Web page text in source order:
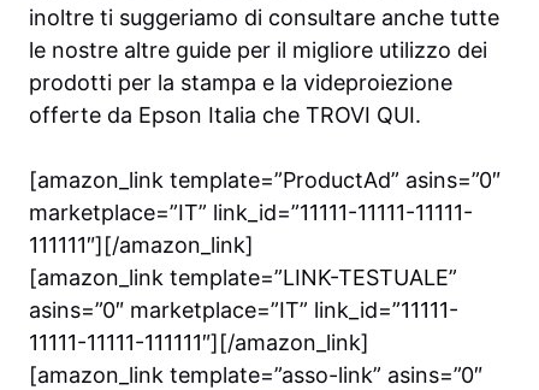
inoltre ti suggeriamo di consultare anche tutte
le nostre altre guide per il migliore utilizzo dei
prodotti per la stampa e la videproiezione
offerte da Epson Italia che TROVI QUI.
[amazon_link template=”ProductAd” asins=”0″
marketplace=”IT” link_id=”11111-11111-11111-
111111″][/amazon_link]
[amazon_link template=”LINK-TESTUALE”
asins=”0″ marketplace=”IT” link_id=”11111-
11111-11111-111111″][/amazon_link]
[amazon_link template=”asso-link” asins=”0″